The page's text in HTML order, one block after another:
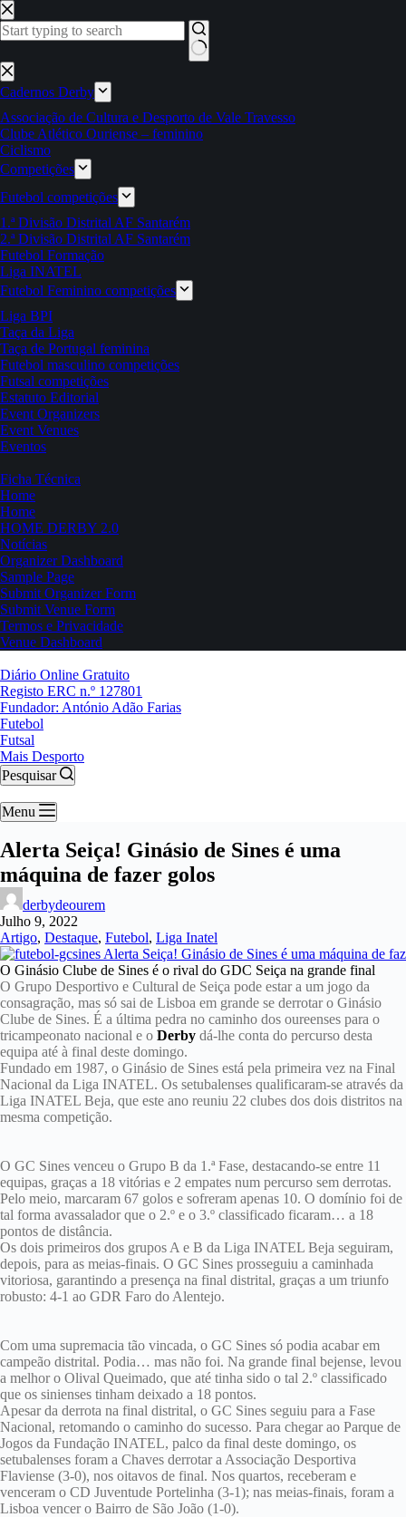
Pular
para
o
Sem
resultados
Cadernos Derby
Associação de Cultura e Desporto de Vale Travesso
Clube Atlético Ouriense – feminino
Ciclismo
Competições
Futebol competições
1.ª Divisão Distrital AF Santarém
2.ª Divisão Distrital AF Santarém
Futebol Formação
Liga INATEL
Futebol Feminino competições
Liga BPI
Taça da Liga
Taça de Portugal feminina
Futebol masculino competições
Futsal competições
Estatuto Editorial
Event Organizers
Event Venues
Eventos
Ficha Técnica
Home
Home
HOME DERBY 2.0
Notícias
Organizer Dashboard
Sample Page
Submit Organizer Form
Submit Venue Form
Termos e Privacidade
Venue Dashboard
Diário Online Gratuito
Registo ERC n.º 127801
Fundador: António Adão Farias
Futebol
Futsal
Mais Desporto
Pesquisar
Menu
Alerta Seiça! Ginásio de Sines é uma
máquina de fazer golos
derbydeourem
Julho 9, 2022
Artigo, Destaque, Futebol, Liga Inatel
O Ginásio Clube de Sines é o rival do GDC Seiça na grande final
O Grupo Desportivo e Cultural de Seiça pode estar a um jogo da
consagração, mas só sai de Lisboa em grande se derrotar o Ginásio
Clube de Sines. É a última pedra no caminho dos oureenses para o
tricampeonato nacional e o Derby dá-lhe conta do percurso desta
equipa até à final deste domingo.
Fundado em 1987, o Ginásio de Sines está pela primeira vez na Final
Nacional da Liga INATEL. Os setubalenses qualificaram-se através da
Liga INATEL Beja, que este ano reuniu 22 clubes dos dois distritos na
mesma competição.
O GC Sines venceu o Grupo B da 1.ª Fase, destacando-se entre 11
equipas, graças a 18 vitórias e 2 empates num percurso sem derrotas.
Pelo meio, marcaram 67 golos e sofreram apenas 10. O domínio foi de
tal forma avassalador que o 2.º e o 3.º classificado ficaram… a 18
pontos de distância.
Os dois primeiros dos grupos A e B da Liga INATEL Beja seguiram,
depois, para as meias-finais. O GC Sines prosseguiu a caminhada
vitoriosa, garantindo a presença na final distrital, graças a um triunfo
robusto: 4-1 ao GDR Faro do Alentejo.
Com uma supremacia tão vincada, o GC Sines só podia acabar em
campeão distrital. Podia… mas não foi. Na grande final bejense, levou
a melhor o Olival Queimado, que até tinha sido o tal 2.º classificado
que os sinienses tinham deixado a 18 pontos.
Apesar da derrota na final distrital, o GC Sines seguiu para a Fase
Nacional, retomando o caminho do sucesso. Para chegar ao Parque de
Jogos da Fundação INATEL, palco da final deste domingo, os
setubalenses foram a Chaves derrotar a Associação Desportiva
Flaviense (3-0), nos oitavos de final. Nos quartos, receberam e
venceram o CD Juventude Portelinha (3-1); nas meias-finais, foram a
Lisboa vencer o Bairro de São João (1-0).